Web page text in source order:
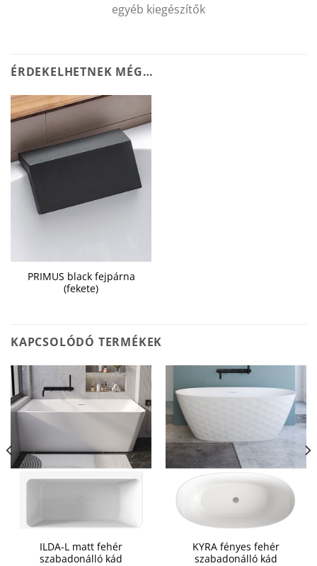
egyéb kiegészítők
ÉRDEKELHETNEK MÉG…
PRIMUS black fejpárna
(fekete)
KAPCSOLÓDÓ TERMÉKEK
ILDA-L matt fehér
szabadonálló kád
KYRA fényes fehér
szabadonálló kád